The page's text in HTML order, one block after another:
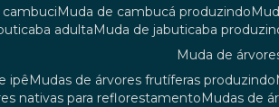
cambuci muda de cambucá produzindo
adulta muda de jabuticaba
muda de
ipê mudas de árvores frutíferas produzindo
nativas para reflorestamento mudas de